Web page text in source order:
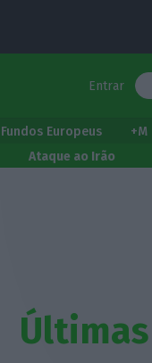
Entrar
Fundos Europeus +M
Ataque ao Irão
Últimas